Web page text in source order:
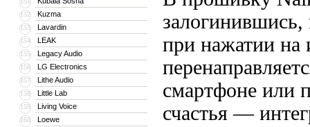
152 Kuzma
153 Lavardin
154 LEAK
155 Legacy Audio
156 LG Electronics
157 Lithe Audio
158 Little Lab
159 Living Voice
160 Loewe
при нажатии на
смартфоне или
счастья —